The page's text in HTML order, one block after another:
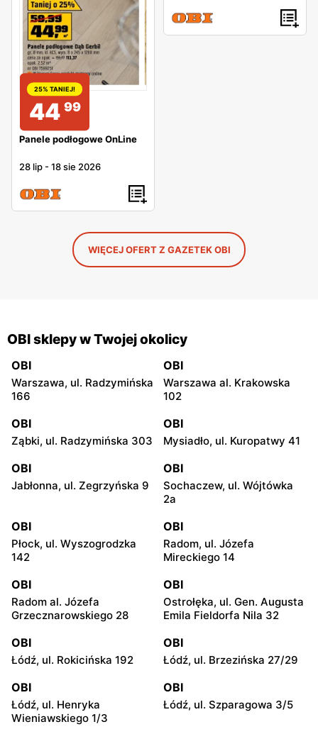
25% TANIEJ!
44 99
Panele podłogowe OnLine
28 lip -18 sie 2026
WIĘCEJ OFERT Z GAZETEK OBI
OBI sklepy w Twojej okolicy
OBI
Warszawa, ul. Radzymińska
166
OBI
Warszawa al. Krakowska
102
OBI
Ząbki, ul. Radzymińska 303
OBI
Mysiadło, ul. Kuropatwy 41
OBI
Jabłonna, ul. Zegrzyńska 9
OBI
Sochaczew, ul. Wójtówka
2a
OBI
Płock, ul. Wyszogrodzka
142
OBI
Radom, ul. Józefa
Mireckiego 14
OBI
Radom al. Józefa
Grzecznarowskiego 28
OBI
Ostrołęka, ul. Gen. Augusta
Emila Fieldorfa Nila 32
OBI
Łódź, ul. Rokicińska 192
OBI
Łódź, ul. Brzezińska 27/29
OBI
Łódź, ul. Henryka
Wieniawskiego 1/3
OBI
Łódź, ul. Szparagowa 3/5